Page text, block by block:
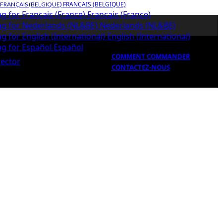
FRANÇAIS (BELGIQUE)
Français (France)
Nederlands (NL&BE)
English (International)
Español
COMMENT COMMANDER
CONTACTEZ-NOUS